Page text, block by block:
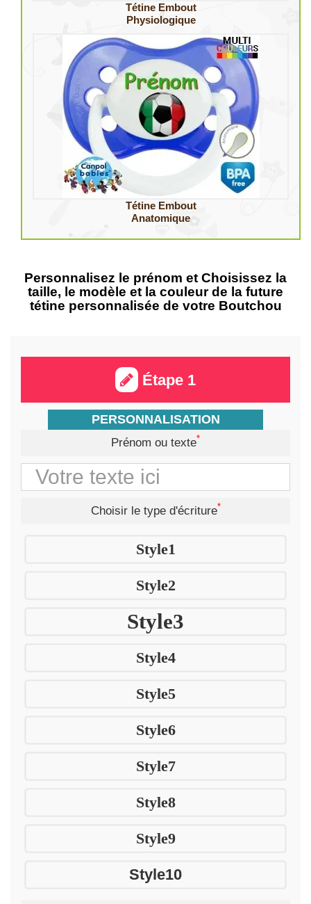
Tétine Embout
Physiologique
Tétine Embout
Anatomique
Personnalisez le prénom et Choisissez la
taille, le modèle et la couleur de la future
tétine personnalisée de votre Boutchou
Étape 1
PERSONNALISATION
Prénom ou texte*
Choisir le type d'écriture*
Style1
Style2
Style3
Style4
Style5
Style6
Style7
Style8
Style9
Style10